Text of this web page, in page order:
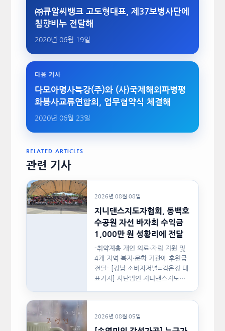
㈜큐알씨뱅크 고도형대표, 제37보병사단에
침향비누 전달해
2020년 06월 19일
다음 기사
다모아명사특강(주)와 (사)국제해외파병평
화봉사교류연합회, 업무협약식 체결해
2020년 06월 23일
RELATED ARTICLES
관련 기사
2026년 08월 08일
지니댄스지도자협회, 동백호
수공원 자선 바자회 수익금
1,000만 원 성황리에 전달
-취약계층 개인 의료·자립 지원 및
4개 지역 복지·문화 기관에 후원금
전달- [강남 소비자저널=김은정 대
표기자] 사단법인 지니댄스지도자
2026년 08월 05일